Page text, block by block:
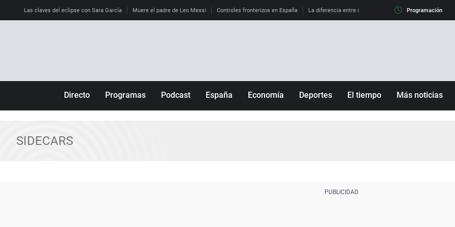
Las claves del eclipse con Sara García Muere el padre de Leo Messi Controles fronterizos en España La diferencia entre observar el eclipse al 99% y al 100%
Programación
Directo Programas Podcast España Economía Deportes El tiempo Más noticias
SIDECARS